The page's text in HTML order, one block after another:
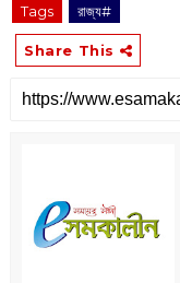
Tags রাজ্য#
Share This